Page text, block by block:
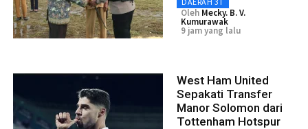
Oleh Mecky. B. V.
Kumurawak
9 jam yang lalu
West Ham United
Sepakati Transfer
Manor Solomon dari
Tottenham Hotspur